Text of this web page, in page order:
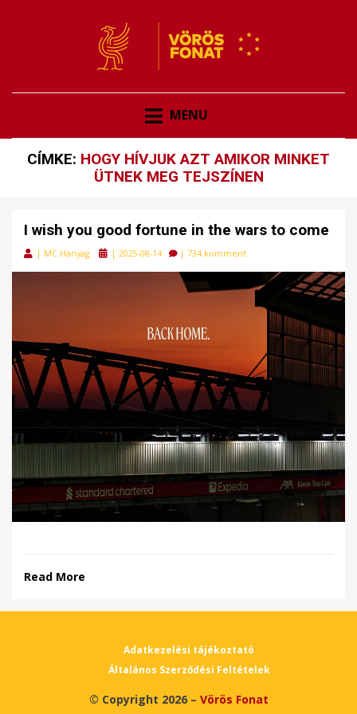
VÖRÖS FONAT
MENU
CÍMKE: HOGY HÍVJUK AZT AMIKOR MINKET
ÜTNEK MEG TEJSZÍNEN
I wish you good fortune in the wars to come
| MC Hanyag
Posted
| 2025-08-14 | 734 komment
Read More
Adatkezelési tájékoztató
Általános Szerződési Feltételek
© Copyright 2026 – Vörös Fonat